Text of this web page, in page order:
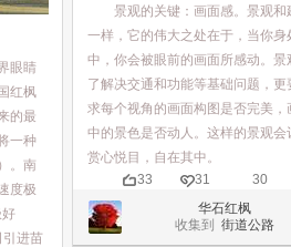
眼睛
红枫
的最
一种
。南
度极
引进苗
景观的关键：画面感。景观和
一样，它的伟大之处在于，当你身
中，你会被眼前的画面所感动。景
了解决交通和功能等基础问题，更
求每个视角的画面构图是否完美，
中的景色是否动人。这样的景观会
赏心悦目，自在其中。
33
31
30
华石红枫
收集到街道公路